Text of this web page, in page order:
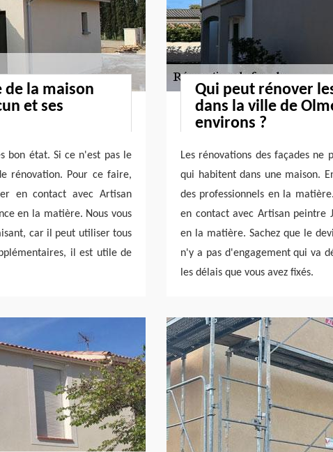
de la maison
et ses
bon état. Si ce n'est pas le
rénovation. Pour ce faire,
en contact avec Artisan
en la matière. Nous vous
car il peut utiliser tous
il est utile de
Qui peut rénover
dans la ville de
environs ?
Les rénovations des façades ne
qui habitent dans une maison.
des professionnels en la
en contact avec Artisan peintre
en la matière. Sachez que le
n'y a pas d'engagement qui va
les délais que vous avez fixés.